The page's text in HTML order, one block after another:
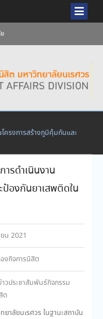
ร
ครงการสร้างภูมิคุ้มกันและ
รดำเนินงาน
องกันยาเสพติดใน
น 2021
งกิจการนิสิต
าวประชาสัมพันธ์กิจกรรม
ต
าลัยนเรศวร ในฐานะสถาบัน